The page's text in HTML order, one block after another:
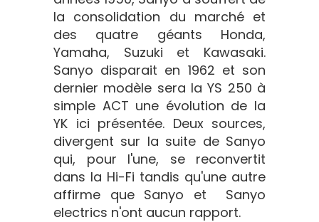
la consolidation du marché et
des quatre géants Honda,
Yamaha, Suzuki et Kawasaki.
Sanyo disparait en 1962 et son
dernier modèle sera la YS 250 à
simple ACT une évolution de la
YK ici présentée. Deux sources,
divergent sur la suite de Sanyo
qui, pour l'une, se reconvertit
dans la Hi-Fi tandis qu'une autre
affirme que Sanyo et Sanyo
electrics n'ont aucun rapport.